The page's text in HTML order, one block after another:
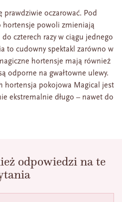
prawdziwie oczarować. Pod
hortensje powoli zmieniają
czterech razy w ciągu jednego
to cudowny spektakl zarówno w
hortensje mają również
odporne na gwałtowne ulewy.
hortensja pokojowa Magical jest
ekstremalnie długo – nawet do
odpowiedzi na te